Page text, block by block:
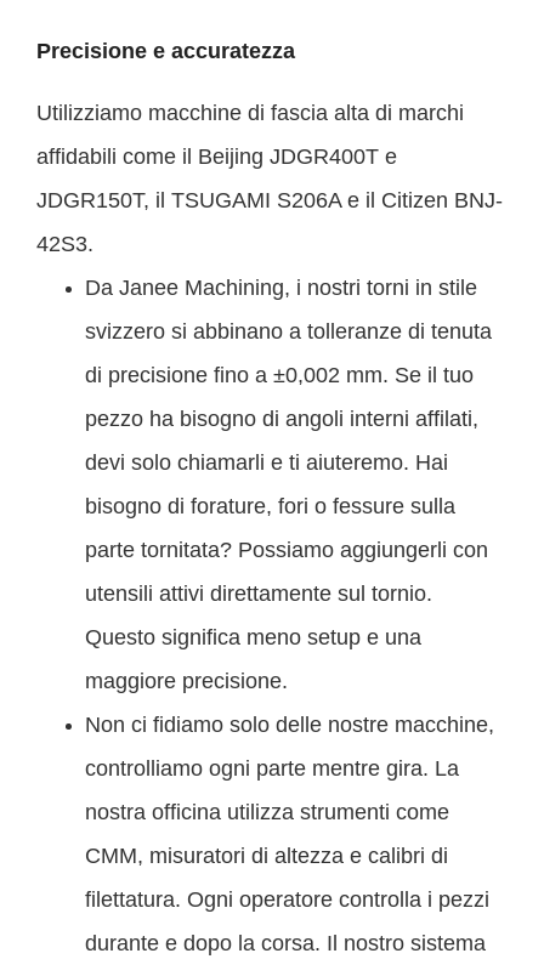
Precisione e accuratezza
Utilizziamo macchine di fascia alta di marchi
affidabili come il Beijing JDGR400T e
JDGR150T, il TSUGAMI S206A e il Citizen BNJ-
42S3.
Da Janee Machining, i nostri torni in stile
svizzero si abbinano a tolleranze di tenuta
di precisione fino a ±0,002 mm. Se il tuo
pezzo ha bisogno di angoli interni affilati,
devi solo chiamarli e ti aiuteremo. Hai
bisogno di forature, fori o fessure sulla
parte tornitata? Possiamo aggiungerli con
utensili attivi direttamente sul tornio.
Questo significa meno setup e una
maggiore precisione.
Non ci fidiamo solo delle nostre macchine,
controlliamo ogni parte mentre gira. La
nostra officina utilizza strumenti come
CMM, misuratori di altezza e calibri di
filettatura. Ogni operatore controlla i pezzi
durante e dopo la corsa. Il nostro sistema